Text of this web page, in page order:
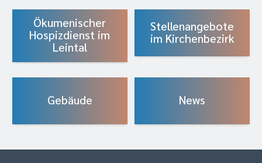
Ökumenischer
Hospizdienst im
Leintal
Stellenangebote
im Kirchenbezirk
Gebäude News